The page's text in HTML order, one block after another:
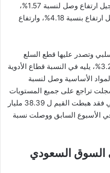
البنوك الكبيرة فقد استطاعت تسجيل ارتفاع وصل لنسبة 1.57%،
وفيما يخص قطاع الطاقة فقد سجل ارتفاع بنسبة 4.18%، وارتفاع
وتصدر عليها قطع السلع
التكميلية فقد سجل هبوط بنحو 3.28%، يليه في النسبة قطاع الأدوية
قطاع المواد الأساسية وصل لنسبة
فسجلت تراجع على جميع المستويات
في حالة مقارنتها بالأسبوع الماضي فقد هبطت القيم ل 38.39 مليار
مليار ريال في الأسبوع السابق ووصلت نسبة
السوق السعودي